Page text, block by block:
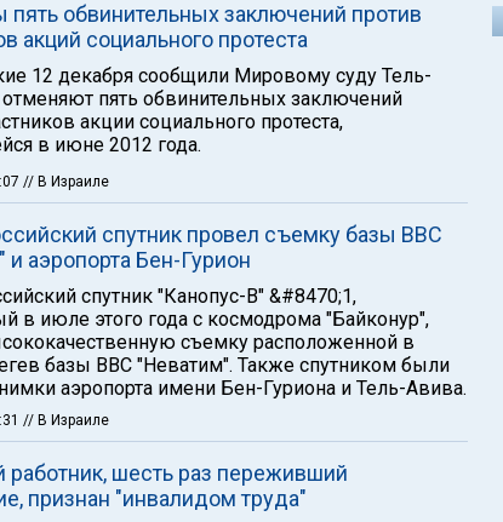
обвинительных заключений против
акций социального протеста
12 декабря сообщили Мировому суду Тель-
отменяют пять обвинительных заключений
акции социального протеста,
в июне 2012 года.
// В Израиле
спутник провел съемку базы ВВС
и аэропорта Бен-Гурион
спутник "Канопус-В" &#8470;1,
в июле этого года с космодрома "Байконур",
съемку расположенной в
базы ВВС "Неватим". Также спутником были
аэропорта имени Бен-Гуриона и Тель-Авива.
// В Израиле
работник, шесть раз переживший
признан "инвалидом труда"